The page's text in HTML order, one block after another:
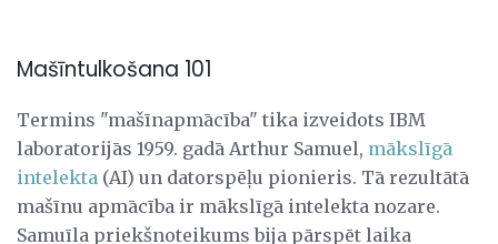
Mašīntulkošana 101
Termins "mašīnapmācība" tika izveidots IBM
laboratorijās 1959. gadā Arthur Samuel, mākslīgā
intelekta (AI) un datorspēļu pionieris. Tā rezultātā
mašīnu apmācība ir mākslīgā intelekta nozare.
Samuīla priekšnoteikums bija pārspēt laika